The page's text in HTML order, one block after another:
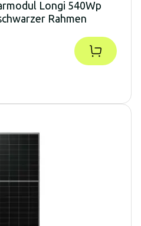
Longi 540Wp
Rahmen